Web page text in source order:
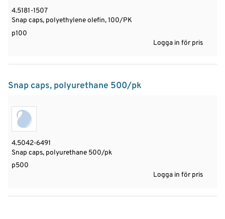
4.5181-1507
Snap caps, polyethylene olefin, 100/PK
p100
Logga in för pris
Snap caps, polyurethane 500/pk
4.5042-6491
Snap caps, polyurethane 500/pk
p500
Logga in för pris